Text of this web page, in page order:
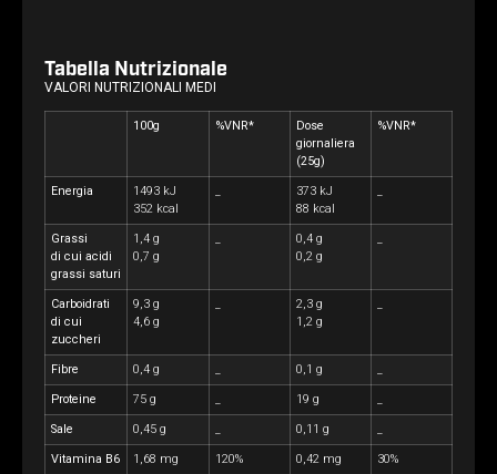
Tabella Nutrizionale
VALORI NUTRIZIONALI MEDI
100g %VNR*
Dose
giornaliera
(25g)
%VNR*
Energia
1493 kJ
352 kcal
373 kJ
88 kcal
Grassi
di cui acidi
grassi saturi
1,4 g
0,7 g
0,4 g
0,2 g
Carboidrati
di cui
zuccheri
9,3 g
4,6 g
2,3 g
1,2 g
Fibre 0,4 g 0,1 g
Proteine 75 g 19 g
Sale 0,45 g 0,11 g
Vitamina B6 1,68 mg 120% 0,42 mg 30%